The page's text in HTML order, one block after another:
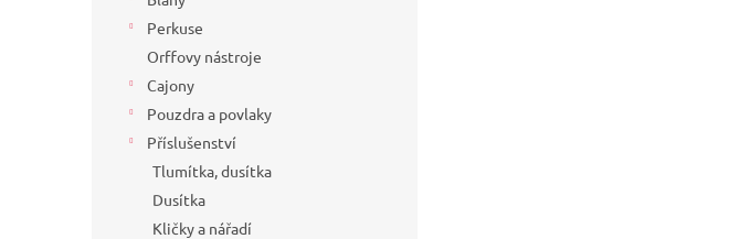
Perkuse
Orffovy nástroje
Cajony
Pouzdra a povlaky
Příslušenství
Tlumítka, dusítka
Dusítka
Kličky a nářadí